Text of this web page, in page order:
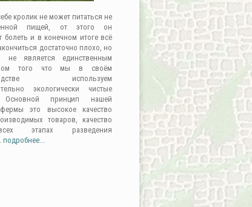
кролик не может питаться не
пищей, от этого он
болеть и в конечном итоге всё
достаточно плохо, но
не является единственным
того что мы в своём
используем
экологически чистые
Основной принцип нашей
это высокое качество
товаров, качество
этапах разведения
подробнее...